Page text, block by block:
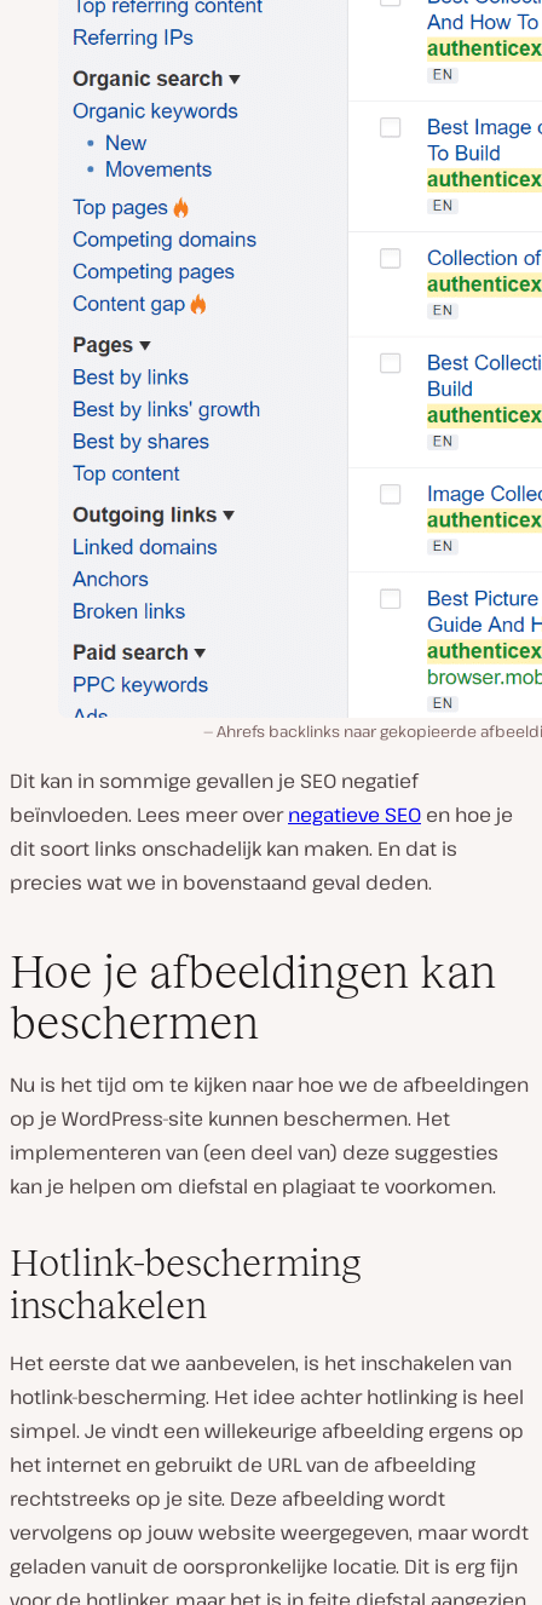
Ahrefs backlinks naar gekopieerde
Dit kan in sommige gevallen je SEO negatief
beïnvloeden. Lees meer overnegatieve SEO en hoe je
dit soort links onschadelijk kan maken. En dat is
precies wat we in bovenstaand geval deden.
Hoe je afbeeldingen kan
beschermen
Nu is het tijd om te kijken naar hoe we de afbeeldingen
op je WordPress-site kunnen beschermen. Het
implementeren van (een deel van) deze suggesties
kan je helpen om diefstal en plagiaat te voorkomen.
Hotlink-bescherming
inschakelen
Het eerste dat we aanbevelen, is het inschakelen van
hotlink-bescherming. Het idee achter hotlinking is heel
simpel. Je vindt een willekeurige afbeelding ergens op
het internet en gebruikt de URL van de afbeelding
rechtstreeks op je site. Deze afbeelding wordt
vervolgens op jouw website weergegeven, maar wordt
geladen vanuit de oorspronkelijke locatie. Dit is erg fijn
voor de hotlinker, maar het is in feite diefstal aangezien